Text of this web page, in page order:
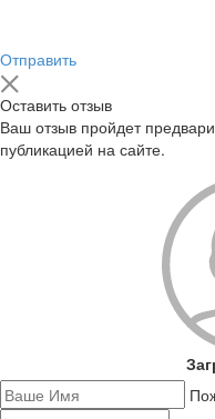
Отправить
Оставить отзыв
Ваш отзыв пройдет
публикацией на сайте.